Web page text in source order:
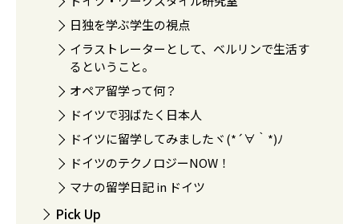
日独を学ぶ学生の視点
イラストレーターとして、ベルリンで生活す
るということ。
オペア留学って何？
ドイツで羽ばたく日本人
ドイツに留学してみましたヾ(*´∀｀*)ﾉ
ドイツのテクノロジーNOW！
マナの留学日記 in ドイツ
Pick Up